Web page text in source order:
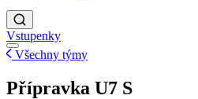
Vstupenky
Všechny týmy
Přípravka U7 S